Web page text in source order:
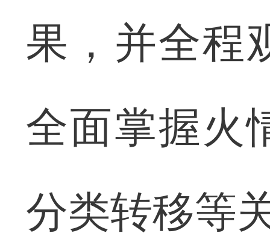
果，并全程
全面掌握火
分类转移等